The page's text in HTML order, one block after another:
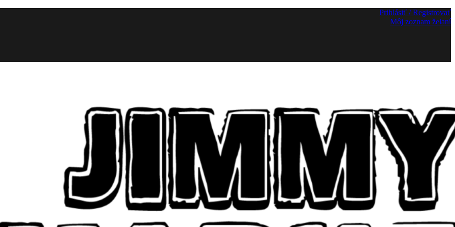
Prihlásiť / Registrovať
Môj zoznam želaní